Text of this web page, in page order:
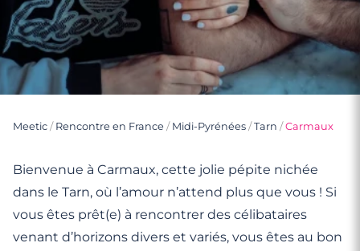
Meetic / Rencontre en France / Midi-Pyrénées /Tarn /Carmaux
Bienvenue à Carmaux, cette jolie pépite nichée
dans le Tarn, où l’amour n’attend plus que vous ! Si
vous êtes prêt(e) à rencontrer des célibataires
venant d’horizons divers et variés, vous êtes au bon